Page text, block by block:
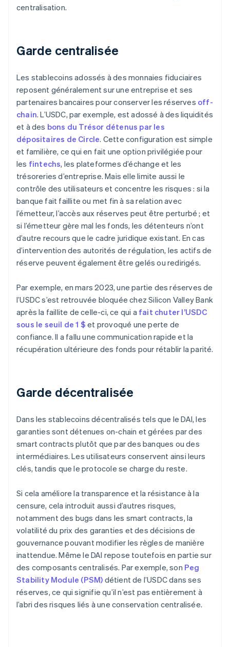
centralisation.
Garde centralisée
Les stablecoins adossés à des monnaies fiduciaires
reposent généralement sur une entreprise et ses
partenaires bancaires pour conserver les réserves off-
chain. L’USDC, par exemple, est adossé à des liquidités
et à des bons du Trésor détenus par les
dépositaires de Circle. Cette configuration est simple
et familière, ce qui en fait une option privilégiée pour
les fintechs, les plateformes d’échange et les
trésoreries d’entreprise. Mais elle limite aussi le
contrôle des utilisateurs et concentre les risques : si la
banque fait faillite ou met fin à sa relation avec
l’émetteur, l’accès aux réserves peut être perturbé ; et
si l’émetteur gère mal les fonds, les détenteurs n’ont
d’autre recours que le cadre juridique existant. En cas
d’intervention des autorités de régulation, les actifs de
réserve peuvent également être gelés ou redirigés.
Par exemple, en mars 2023, une partie des réserves de
l’USDC s’est retrouvée bloquée chez Silicon Valley Bank
après la faillite de celle-ci, ce qui a fait chuter l’USDC
sous le seuil de 1 $ et provoqué une perte de
confiance. Il a fallu une communication rapide et la
récupération ultérieure des fonds pour rétablir la parité.
Garde décentralisée
Dans les stablecoins décentralisés tels que le DAI, les
garanties sont détenues on-chain et gérées par des
smart contracts plutôt que par des banques ou des
intermédiaires. Les utilisateurs conservent ainsi leurs
clés, tandis que le protocole se charge du reste.
Si cela améliore la transparence et la résistance à la
censure, cela introduit aussi d’autres risques,
notamment des bugs dans les smart contracts, la
volatilité du prix des garanties et des décisions de
gouvernance pouvant modifier les règles de manière
inattendue. Même le DAI repose toutefois en partie sur
des composants centralisés. Par exemple, son Peg
Stability Module (PSM) détient de l’USDC dans ses
réserves, ce qui signifie qu’il n’est pas entièrement à
l’abri des risques liés à une conservation centralisée.